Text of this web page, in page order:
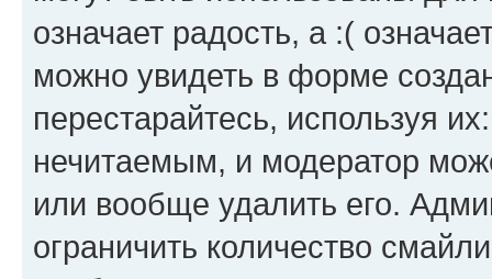
означает радость, а :(
можно увидеть в форме
перестарайтесь, используя
нечитаемым, и модератор
или вообще удалить его.
ограничить количество